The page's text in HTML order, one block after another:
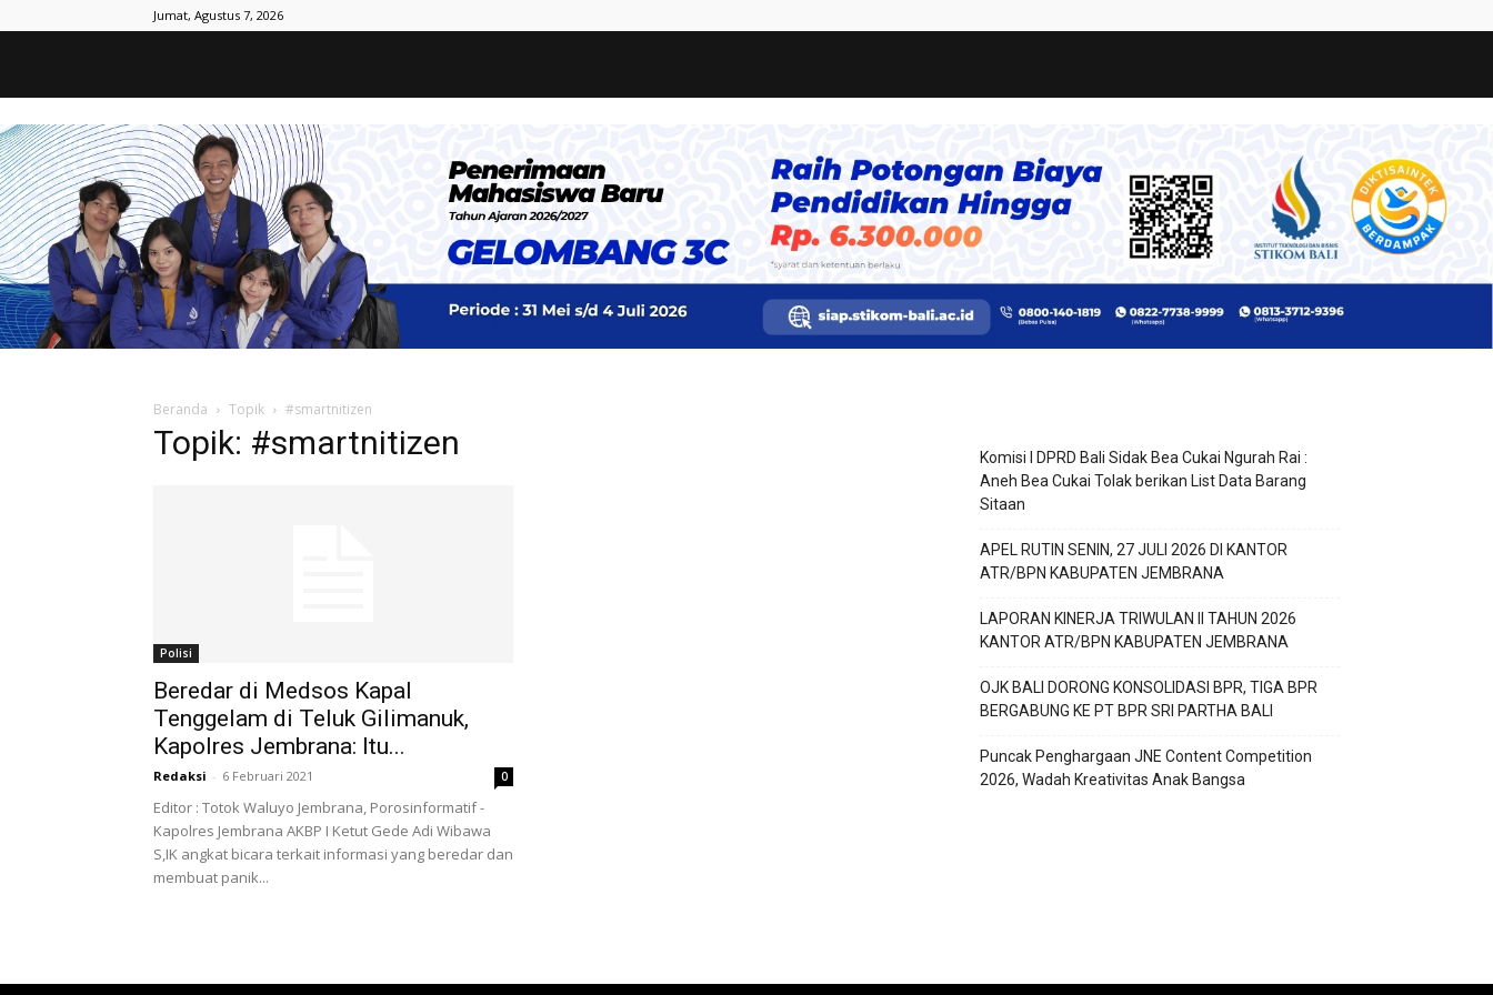
Jumat, Agustus 7, 2026
Beranda Topik #smartnitizen
Topik: #smartnitizen
Polisi
Beredar di Medsos Kapal
Tenggelam di Teluk Gilimanuk,
Kapolres Jembrana: Itu...
Redaksi - 6 Februari 2021 0
Editor : Totok Waluyo Jembrana, Porosinformatif -
Kapolres Jembrana AKBP I Ketut Gede Adi Wibawa
S,IK angkat bicara terkait informasi yang beredar dan
membuat panik...
Komisi I DPRD Bali Sidak Bea Cukai Ngurah Rai :
Aneh Bea Cukai Tolak berikan List Data Barang
Sitaan
APEL RUTIN SENIN, 27 JULI 2026 DI KANTOR
ATR/BPN KABUPATEN JEMBRANA
LAPORAN KINERJA TRIWULAN II TAHUN 2026
KANTOR ATR/BPN KABUPATEN JEMBRANA
OJK BALI DORONG KONSOLIDASI BPR, TIGA BPR
BERGABUNG KE PT BPR SRI PARTHA BALI
Puncak Penghargaan JNE Content Competition
2026, Wadah Kreativitas Anak Bangsa